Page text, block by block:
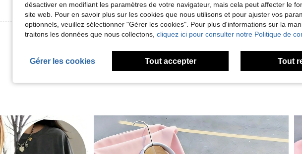
Utile (1)
Voir Plus D'avis
désactiver en modifiant les paramètres de votre navigateur, mais cela peut affecter le
site web. Pour en savoir plus sur les cookies que nous utilisons et pour ajuster vos
optionnels, veuillez sélectionner "Gérer les cookies". Pour plus d'informations sur la
traitons les données que nous collectons, cliquez ici pour consulter notre Politique de
Gérer les cookies Tout accepter Tout